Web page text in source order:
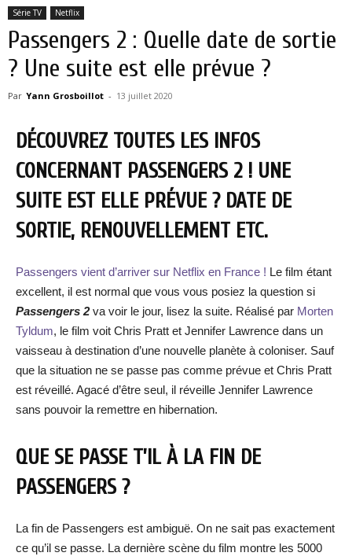
Série TV Netflix
Passengers 2 : Quelle date de sortie
? Une suite est elle prévue ?
Par Yann Grosboillot - 13 juillet 2020
DÉCOUVREZ TOUTES LES INFOS
CONCERNANT PASSENGERS 2 ! UNE
SUITE EST ELLE PRÉVUE ? DATE DE
SORTIE, RENOUVELLEMENT ETC.
Passengers vient d’arriver sur Netflix en France ! Le film étant
excellent, il est normal que vous vous posiez la question si
Passengers 2va voir le jour, lisez la suite. Réalisé par Morten
Tyldum, le film voit Chris Pratt et Jennifer Lawrence dans un
vaisseau à destination d’une nouvelle planète à coloniser. Sauf
que la situation ne se passe pas comme prévue et Chris Pratt
est réveillé. Agacé d’être seul, il réveille Jennifer Lawrence
sans pouvoir la remettre en hibernation.
QUE SE PASSE T’IL À LA FIN DE
PASSENGERS ?
La fin de Passengers est ambiguë. On ne sait pas exactement
ce qu’il se passe. La dernière scène du film montre les 5000